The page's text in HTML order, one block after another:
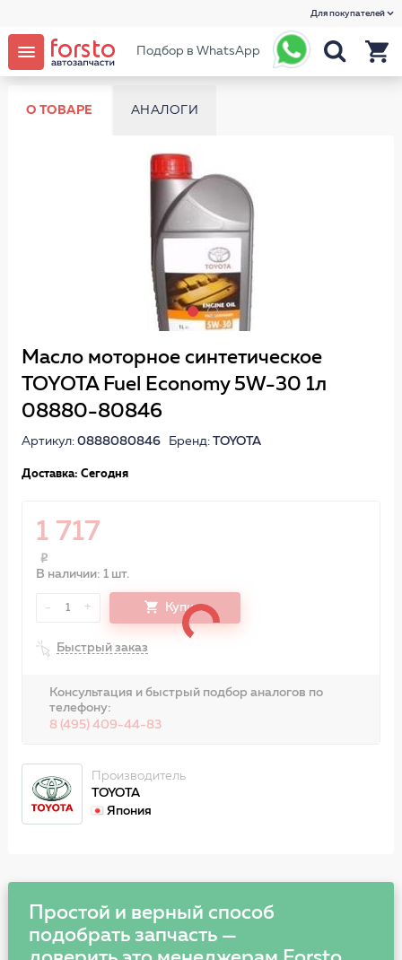
Для покупателей
Подбор в WhatsApp
О ТОВАРЕ АНАЛОГИ
Масло моторное синтетическое
TOYOTA Fuel Economy 5W-30 1л
08880-80846
Артикул: 0888080846Бренд: TOYOTA
Доставка: Сегодня
1 717
В наличии: 1 шт.
- 1 + Купить
Быстрый заказ
Консультация и быстрый подбор аналогов по
телефону:
8 (495) 409-44-83
Производитель
TOYOTA
Япония
Простой и верный способ
подобрать запчасть —